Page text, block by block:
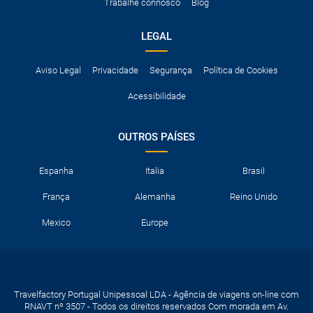
Trabalhe connosco Blog
LEGAL
Aviso Legal Privacidade Segurança Política de Cookies
Acessibilidade
OUTROS PAÍSES
Espanha Italia Brasil
França Alemanha Reino Unido
Mexico Europe
Travelfactory Portugal Unipessoal LDA - Agência de viagens on-line com
RNAVT nº 3507 - Todos os direitos reservados Com morada em Av.